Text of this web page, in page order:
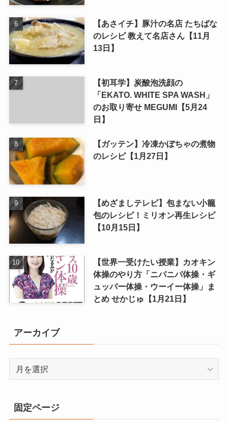
【あさイチ】豚汁の名店 たちばな
のレシピ 教えて名店さん【11月
13日】
【初耳学】炭酸泡洗顔の
「EKATO. WHITE SPA WASH」
のお取り寄せ MEGUMI【5月24
日】
【ガッテン】冷凍かぼちゃの煮物
のレシピ【1月27日】
【めざましテレビ】包まない小籠
包のレシピ！ミリオン再生レシピ
【10月15日】
【世界一受けたい授業】カオキン
体操のやり方「ニパニパ体操・ギ
ュッパー体操・ウーイー体操」ま
とめ せかじゅ【1月21日】
アーカイブ
イ
ブ
固定ページ